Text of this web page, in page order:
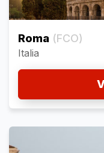
Roma (FCO)
Italia